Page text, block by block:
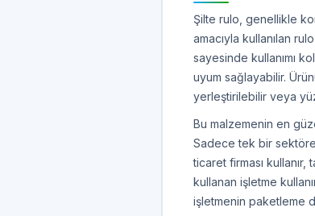
Şilte rulo, genellikle
amacıyla kullanılan
sayesinde kullanımı
uyum sağlayabilir.
yerleştirilebilir veya
Bu malzemenin en
Sadece tek bir sektöre
ticaret firması kullanır,
kullanan işletme
işletmenin paketleme